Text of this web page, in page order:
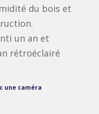
du bois et
un an et
rétroéclairé
une caméra